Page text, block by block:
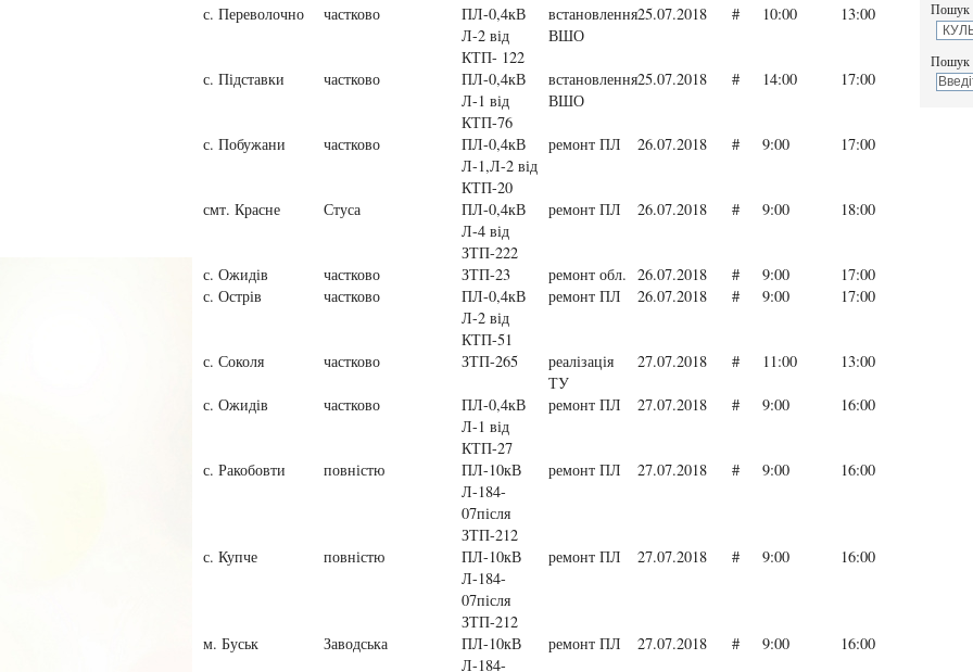
с. Переволочно частково
ПЛ-0,4кВ
Л-2 від
КТП- 122
встановлення
ВШО
25.07.2018 # 10:00 13:00
с. Підставки частково
ПЛ-0,4кВ
Л-1 від
КТП-76
встановлення
ВШО
25.07.2018 # 14:00 17:00
с. Побужани частково
ПЛ-0,4кВ
Л-1,Л-2 від
КТП-20
ремонт ПЛ 26.07.2018 # 9:00 17:00
смт. Красне Стуса
ПЛ-0,4кВ
Л-4 від
ЗТП-222
ремонт ПЛ 26.07.2018 # 9:00 18:00
с. Ожидів частково ЗТП-23 ремонт обл. 26.07.2018 # 9:00
17:00
с. Острів
частково
ПЛ-0,4кВ
Л-2 від
КТП-51
ремонт ПЛ 26.07.2018 # 9:00 17:00
с. Соколя частково ЗТП-265
реалізація
ТУ
27.07.2018 # 11:00 13:00
с. Ожидів частково
ПЛ-0,4кВ
Л-1 від
КТП-27
ремонт ПЛ 27.07.2018 # 9:00 16:00
с. Ракобовти повністю
ПЛ-10кВ
Л-184-
07після
ЗТП-212
ремонт ПЛ 27.07.2018 # 9:00 16:00
с. Купче повністю
ПЛ-10кВ
Л-184-
07після
ЗТП-212
ремонт ПЛ 27.07.2018 # 9:00 16:00
м. Буськ Заводська
ПЛ-10кВ
Л-184-
ремонт ПЛ 27.07.2018 # 9:00 16:00
Пошук
Пошук